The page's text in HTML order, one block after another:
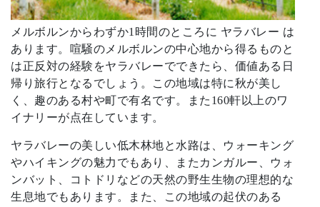
メルボルンからわずか1時間のところに ヤラバレー は
あります。喧騒のメルボルンの中心地から得るものと
は正反対の経験をヤラバレーでできたら、価値ある日
帰り旅行となるでしょう。この地域は特に秋が美し
く、趣のある村や町で有名です。また160軒以上のワ
イナリーが点在しています。
ヤラバレーの美しい低木林地と水路は、ウォーキング
やハイキングの魅力でもあり、またカンガルー、ウォ
ンバット、コトドリなどの天然の野生生物の理想的な
生息地でもあります。また、この地域の起伏のある